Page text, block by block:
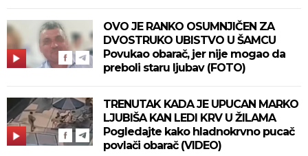
OVO JE RANKO OSUMNJIČEN ZA
DVOSTRUKO UBISTVO U ŠAMCU
Povukao obarač, jer nije mogao da
preboli staru ljubav (FOTO)
TRENUTAK KADA JE UPUCAN MARKO
LJUBIŠA KAN LEDI KRV U ŽILAMA
Pogledajte kako hladnokrvno pucač
povlači obarač (VIDEO)